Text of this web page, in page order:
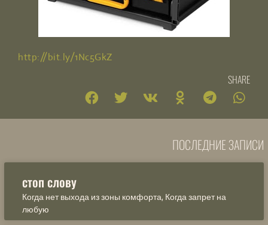
http://bit.ly/1Nc5GkZ
SHARE
ПОСЛЕДНИЕ ЗАПИСИ
стоп слову
Когда нет выхода из зоны комфорта, Когда запрет на
любую